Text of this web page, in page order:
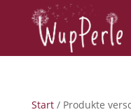
Start/ Produkte